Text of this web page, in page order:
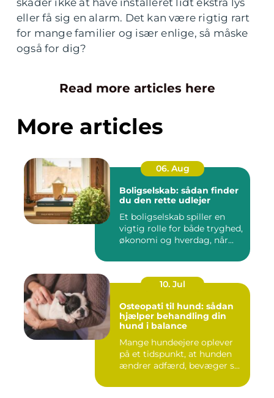
eller få sig en alarm. Det kan være rigtig rart
for mange familier og især enlige, så måske
også for dig?
Read more articles here
More articles
06. Aug
Boligselskab: sådan finder
du den rette udlejer
Et boligselskab spiller en
vigtig rolle for både tryghed,
økonomi og hverdag, når...
10. Jul
Osteopati til hund: sådan
hjælper behandling din
hund i balance
Mange hundeejere oplever
på et tidspunkt, at hunden
ændrer adfærd, bevæger s...